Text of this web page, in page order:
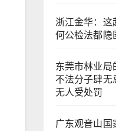
浙江金华：​这
何公检法都隐
东莞市林业局
不法分子肆无
无人受处罚
广东观音山国